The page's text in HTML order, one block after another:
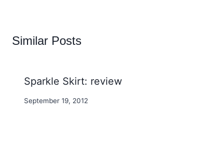
Similar Posts
Sparkle Skirt: review
By
September 19, 2012